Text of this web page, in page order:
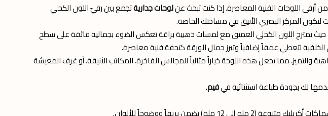
أرقى اللوحات الفنية المعاصرة. إذا كنت تبحث عنلوحات جداريةتجمع بين رقيّ اللون الكحلي
المركز البصري الأنيق في مساحتك الخاصة.
حيث يمتزج اللون الكحلي العميق مع لمسات ذهبية براقة تعكس الضوء بجمالية فائقة على سطح
الخلفية لتعطي عمقاً إضافياً وتبرز جمال الورقة كتحفة فنية معاصرة.
والتميز، مما يجعل هذه اللوحة خياراً مثالياً للمجالس الفاخرة، المكاتب الأنيقة، أو غرف المعيشة
لك بجودة طباعة استثنائية فيفيم.